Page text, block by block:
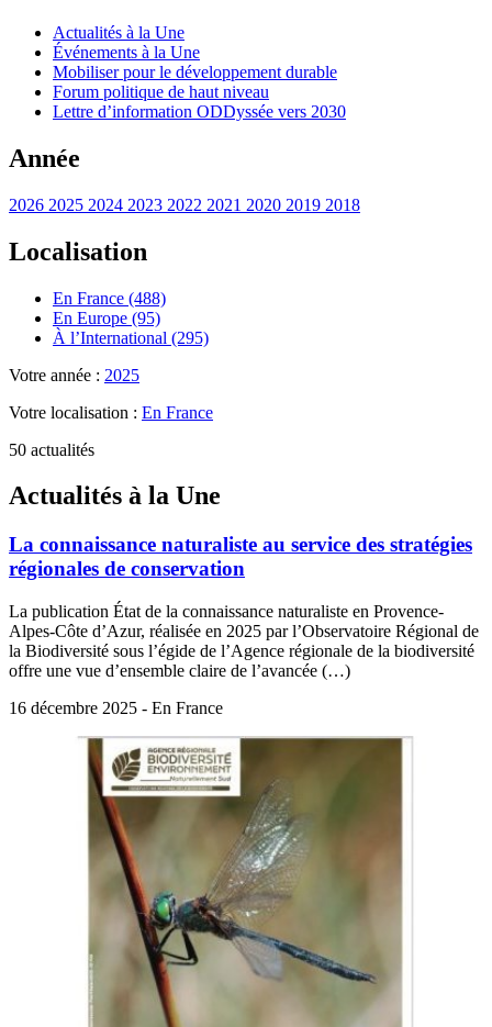
Actualités à la Une
Événements à la Une
Mobiliser pour le développement durable
Forum politique de haut niveau
Lettre d’information ODDyssée vers 2030
Année
2026 2025 2024 2023 2022 2021 2020 2019 2018
Localisation
En France (488)
En Europe (95)
À l’International (295)
Votre année : 2025
Votre localisation : En France
50 actualités
Actualités à la Une
La connaissance naturaliste au service des stratégies
régionales de conservation
La publication État de la connaissance naturaliste en Provence-
Alpes-Côte d’Azur, réalisée en 2025 par l’Observatoire Régional de
la Biodiversité sous l’égide de l’Agence régionale de la biodiversité
offre une vue d’ensemble claire de l’avancée (…)
16 décembre 2025 - En France